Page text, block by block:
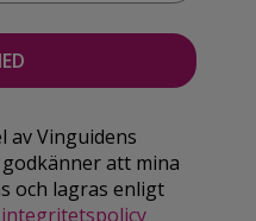
av Vinguidens
att mina
och lagras enligt